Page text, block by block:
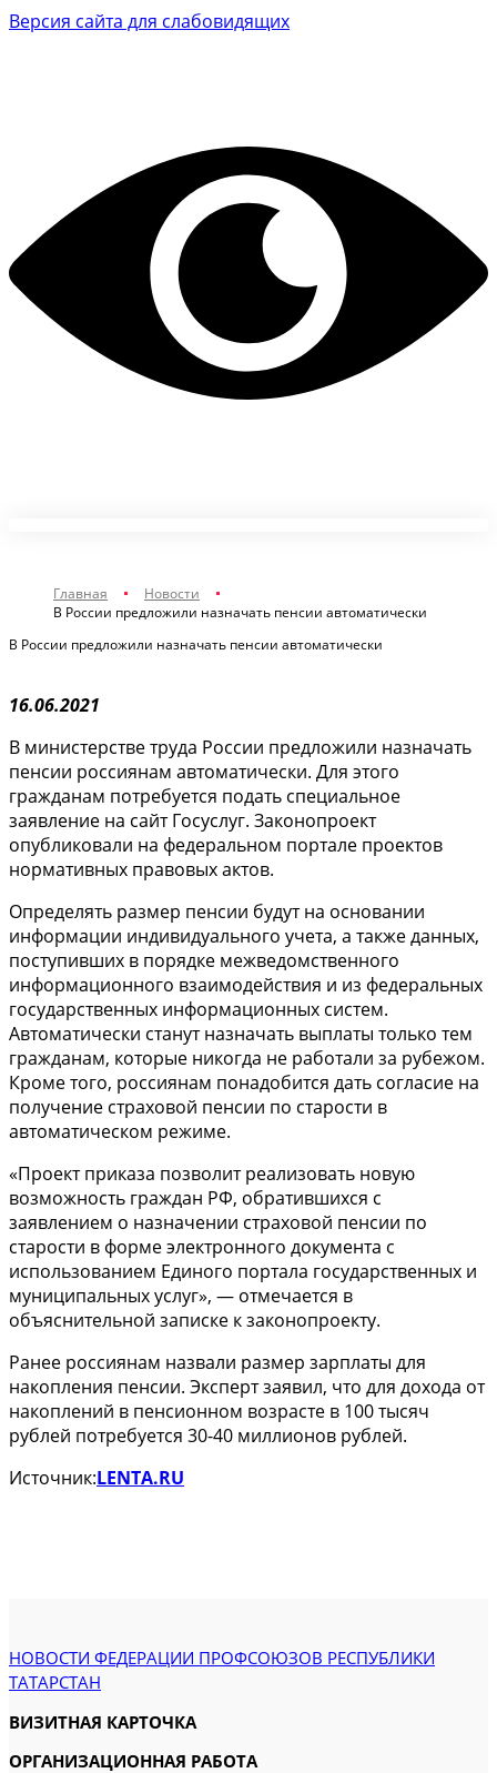
Версия сайта для слабовидящих
Главная
Новости
В России предложили назначать пенсии автоматически
В России предложили назначать пенсии автоматически
16.06.2021
В министерстве труда России предложили назначать
пенсии россиянам автоматически. Для этого
гражданам потребуется подать специальное
заявление на сайт Госуслуг. Законопроект
опубликовали на федеральном портале проектов
нормативных правовых актов.
Определять размер пенсии будут на основании
информации индивидуального учета, а также данных,
поступивших в порядке межведомственного
информационного взаимодействия и из федеральных
государственных информационных систем.
Автоматически станут назначать выплаты только тем
гражданам, которые никогда не работали за рубежом.
Кроме того, россиянам понадобится дать согласие на
получение страховой пенсии по старости в
автоматическом режиме.
«Проект приказа позволит реализовать новую
возможность граждан РФ, обратившихся с
заявлением о назначении страховой пенсии по
старости в форме электронного документа с
использованием Единого портала государственных и
муниципальных услуг», — отмечается в
объяснительной записке к законопроекту.
Ранее россиянам назвали размер зарплаты для
накопления пенсии. Эксперт заявил, что для дохода от
накоплений в пенсионном возрасте в 100 тысяч
рублей потребуется 30-40 миллионов рублей.
Источник:LENTA.RU
НОВОСТИ ФЕДЕРАЦИИ ПРОФСОЮЗОВ РЕСПУБЛИКИ
ТАТАРСТАН
ВИЗИТНАЯ КАРТОЧКА
ОРГАНИЗАЦИОННАЯ РАБОТА